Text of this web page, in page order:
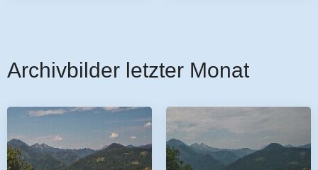
Archivbilder letzter Monat